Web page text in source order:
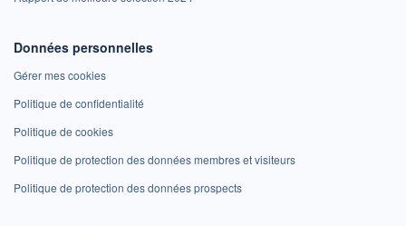
Données personnelles
Gérer mes cookies
Politique de confidentialité
Politique de cookies
Politique de protection des données membres et visiteurs
Politique de protection des données prospects